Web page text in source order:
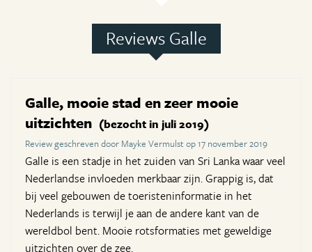
Reviews Galle
Galle, mooie stad en zeer mooie
uitzichten (bezocht in juli 2019)
Review geschreven door Mayke Vermulst op 17 november 2019
Galle is een stadje in het zuiden van Sri Lanka waar veel
Nederlandse invloeden merkbaar zijn. Grappig is, dat
bij veel gebouwen de toeristeninformatie in het
Nederlands is terwijl je aan de andere kant van de
wereldbol bent. Mooie rotsformaties met geweldige
uitzichten over de zee.